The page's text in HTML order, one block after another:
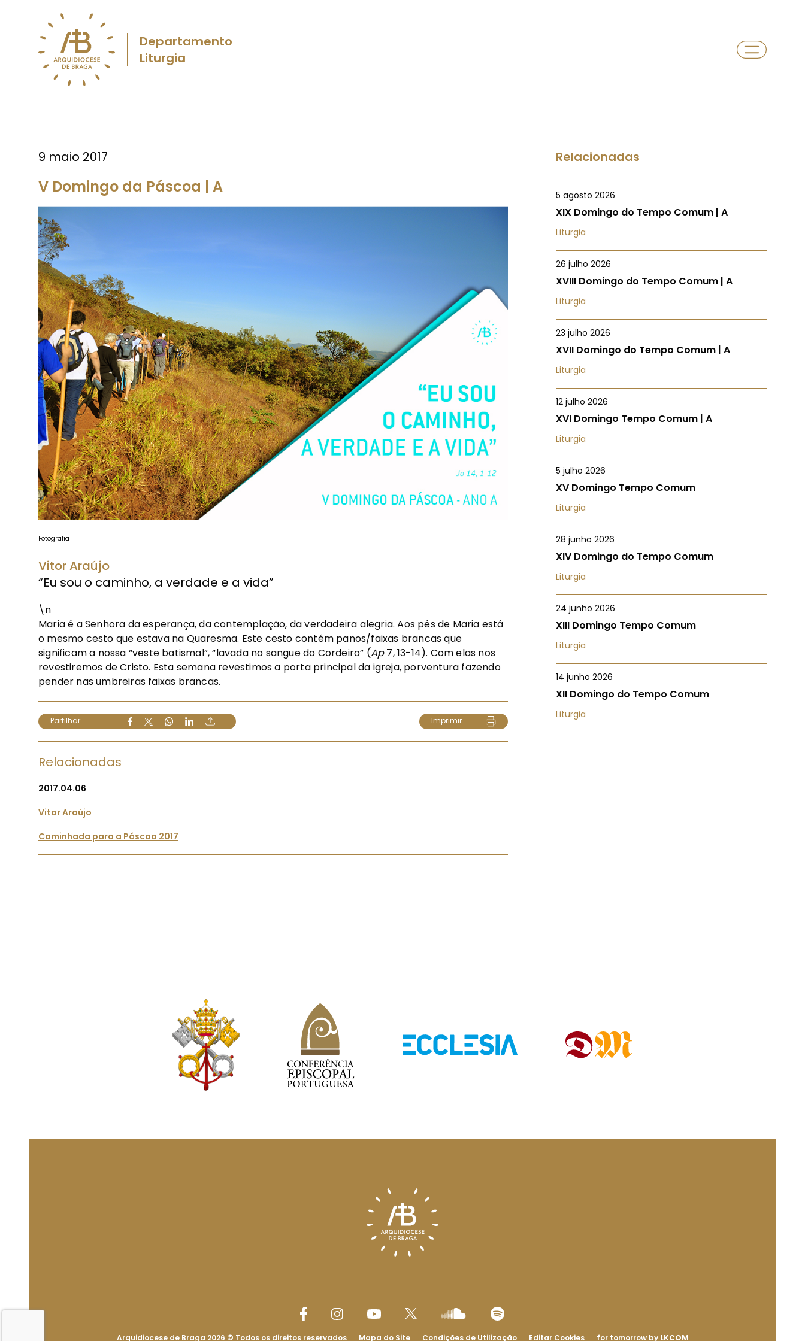
Departamento
Liturgia
9 maio 2017
V Domingo da Páscoa | A
Fotografia
Vitor Araújo
“Eu sou o caminho, a verdade e a vida”
\n
Maria é a Senhora da esperança, da contemplação, da verdadeira alegria. Aos pés de Maria está
o mesmo cesto que estava na Quaresma. Este cesto contém panos/faixas brancas que
significam a nossa “veste batismal”, “lavada no sangue do Cordeiro” (Ap7, 13-14). Com elas nos
revestiremos de Cristo. Esta semana revestimos a porta principal da igreja, porventura fazendo
pender nas umbreiras faixas brancas.
Partilhar Imprimir
Relacionadas
2017.04.06
Vitor Araújo
Caminhada para a Páscoa 2017
Relacionadas
5 agosto 2026
XIX Domingo do Tempo Comum | A
Liturgia
26 julho 2026
XVIII Domingo do Tempo Comum | A
Liturgia
23 julho 2026
XVII Domingo do Tempo Comum | A
Liturgia
12 julho 2026
XVI Domingo Tempo Comum | A
Liturgia
5 julho 2026
XV Domingo Tempo Comum
Liturgia
28 junho 2026
XIV Domingo do Tempo Comum
Liturgia
24 junho 2026
XIII Domingo Tempo Comum
Liturgia
14 junho 2026
XII Domingo do Tempo Comum
Liturgia
Arquidiocese de Braga 2026 © Todos os direitos reservados Mapa do Site Condições de Utilização Editar Cookies for tomorrow by LKCOM